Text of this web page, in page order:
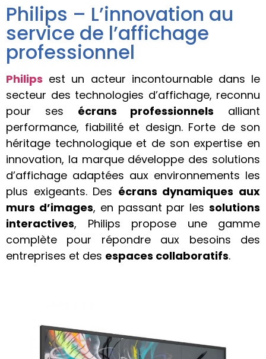
Philips – L’innovation au
service de l’affichage
professionnel
Philips est un acteur incontournable dans le
secteur des technologies d’affichage, reconnu
pour ses écrans professionnels alliant
performance, fiabilité et design. Forte de son
héritage technologique et de son expertise en
innovation, la marque développe des solutions
d’affichage adaptées aux environnements les
plus exigeants. Des écrans dynamiques aux
murs d’images, en passant par lessolutions
interactives, Philips propose une gamme
complète pour répondre aux besoins des
entreprises et des espaces collaboratifs.